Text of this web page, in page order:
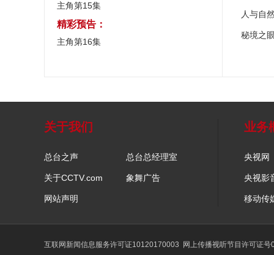
主角第15集
精彩预告：
主角第16集
人与自
秘境之
关于我们
总台之声 总台总经理室
关于CCTV.com 象舞广告
网站声明
业务
央视网
央视影
移动传
互联网新闻信息服务许可证10120170003 网上传播视听节目许可证